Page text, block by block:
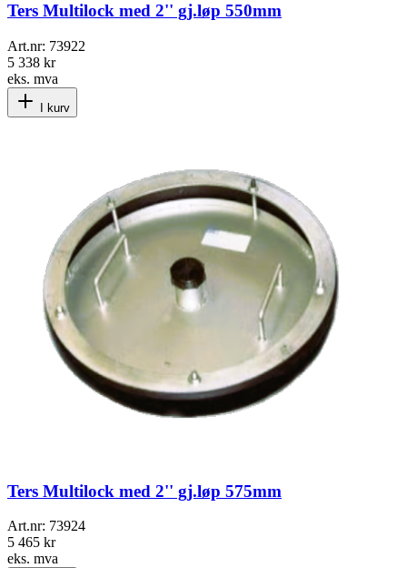
Ters Multilock med 2'' gj.løp 550mm
Art.nr: 73922
5 338 kr
eks. mva
I kurv
Ters Multilock med 2'' gj.løp 575mm
Art.nr: 73924
5 465 kr
eks. mva